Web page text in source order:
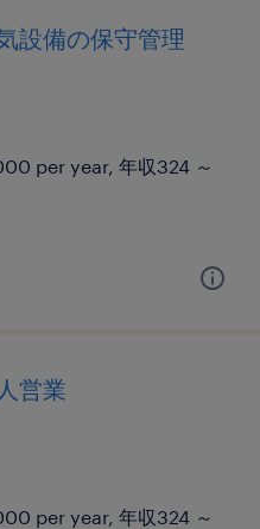
設備の保守管理
per year, 年収324 ～
営業
per year, 年収324 ～